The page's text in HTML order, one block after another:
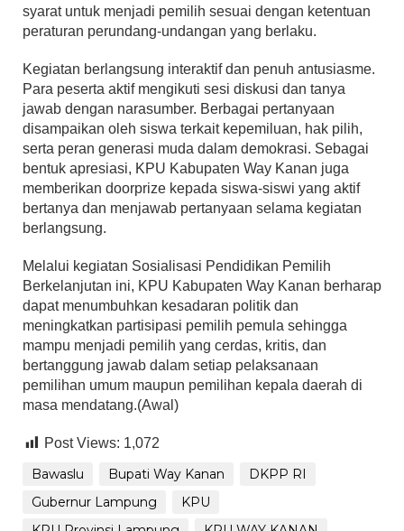
syarat untuk menjadi pemilih sesuai dengan ketentuan
peraturan perundang-undangan yang berlaku.
Kegiatan berlangsung interaktif dan penuh antusiasme.
Para peserta aktif mengikuti sesi diskusi dan tanya
jawab dengan narasumber. Berbagai pertanyaan
disampaikan oleh siswa terkait kepemiluan, hak pilih,
serta peran generasi muda dalam demokrasi. Sebagai
bentuk apresiasi, KPU Kabupaten Way Kanan juga
memberikan doorprize kepada siswa-siswi yang aktif
bertanya dan menjawab pertanyaan selama kegiatan
berlangsung.
Melalui kegiatan Sosialisasi Pendidikan Pemilih
Berkelanjutan ini, KPU Kabupaten Way Kanan berharap
dapat menumbuhkan kesadaran politik dan
meningkatkan partisipasi pemilih pemula sehingga
mampu menjadi pemilih yang cerdas, kritis, dan
bertanggung jawab dalam setiap pelaksanaan
pemilihan umum maupun pemilihan kepala daerah di
masa mendatang.(Awal)
Post Views: 1,072
Bawaslu Bupati Way Kanan
DKPP RI
Gubernur Lampung
KPU